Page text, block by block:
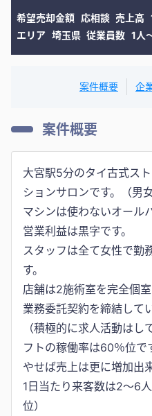
希望売却金額 応相談 売上高
エリア 埼玉県 従業員数 1人
案件概要 企
案件概要
大宮駅5分のタイ古式ス
ションサロンです。（男
マシンは使わないオール
営業利益は黒字です。
スタッフは全て女性で勤
す。
店舗は2施術室を完全個室
業務委託契約を締結して
（積極的に求人活動は
フトの稼働率は60％位で
やせば売上は更に増加出
1日当たり来客数は2～6
位）